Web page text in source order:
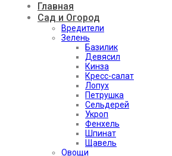
Главная
Сад и Огород
Вредители
Зелень
Базилик
Девясил
Кинза
Кресс-салат
Лопух
Петрушка
Сельдерей
Укроп
Фенхель
Шпинат
Щавель
Овощи